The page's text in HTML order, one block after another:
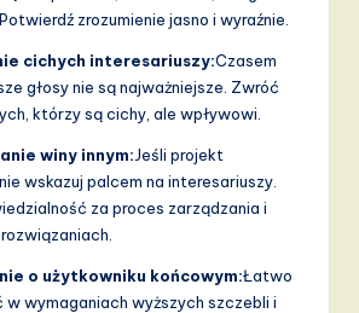
zrozumienie jasno i wyraźnie.
cichych interesariuszy:Czasem
głosy nie są najważniejsze. Zwróć
którzy są cichy, ale wpływowi.
winy innym:Jeśli projekt
wskazuj palcem na interesariuszy.
za proces zarządzania i
o użytkowniku końcowym:Łatwo
wymaganiach wyższych szczebli i